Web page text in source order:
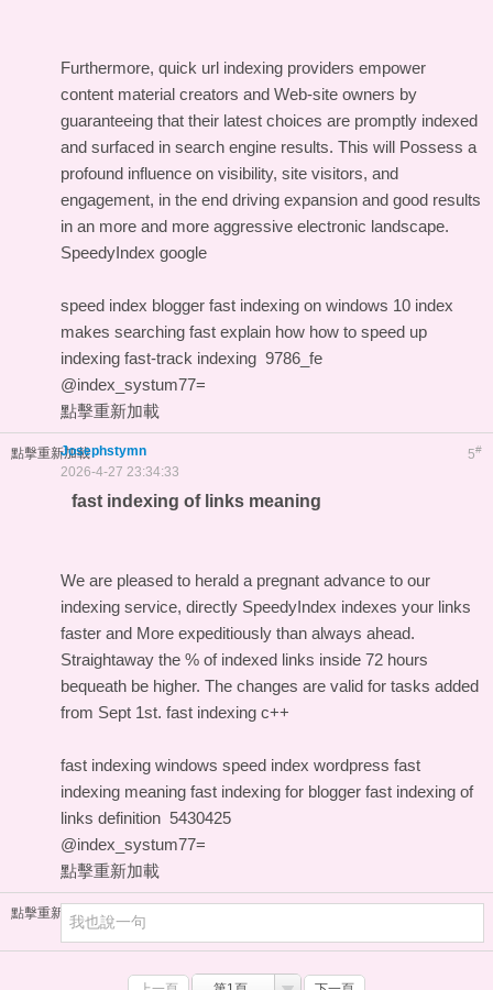
Furthermore, quick url indexing providers empower
content material creators and Web-site owners by
guaranteeing that their latest choices are promptly indexed
and surfaced in search engine results. This will Possess a
profound influence on visibility, site visitors, and
engagement, in the end driving expansion and good results
in an more and more aggressive electronic landscape.
SpeedyIndex google
speed index blogger fast indexing on windows 10 index
makes searching fast explain how how to speed up
indexing fast-track indexing 9786_fe
@index_systum77=
點擊重新加載
點擊重新加載 5#
Josephstymn
2026-4-27 23:34:33
fast indexing of links meaning
We are pleased to herald a pregnant advance to our
indexing service, directly SpeedyIndex indexes your links
faster and More expeditiously than always ahead.
Straightaway the % of indexed links inside 72 hours
bequeath be higher. The changes are valid for tasks added
from Sept 1st. fast indexing c++
fast indexing windows speed index wordpress fast
indexing meaning fast indexing for blogger fast indexing of
links definition 5430425
@index_systum77=
點擊重新加載
點擊重新加載